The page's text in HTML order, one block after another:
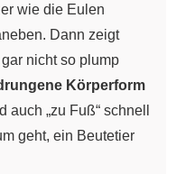
wie die Eulen
Dann zeigt
nicht so plump
Körperform
„zu Fuß“ schnell
geht, ein Beutetier